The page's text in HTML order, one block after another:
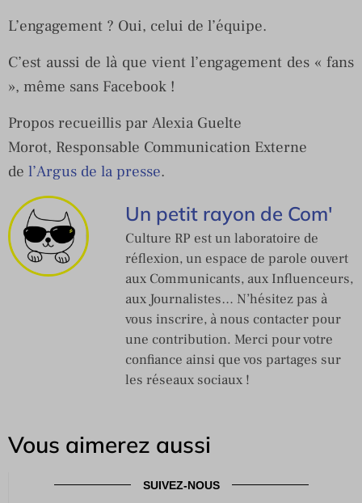
L’engagement ? Oui, celui de l’équipe.
C’est aussi de là que vient l’engagement des « fans
», même sans Facebook !
Propos recueillis par Alexia Guelte
Morot, Responsable Communication Externe
de l’Argus de la presse.
Un petit rayon de Com'
Culture RP est un laboratoire de
réflexion, un espace de parole ouvert
aux Communicants, aux Influenceurs,
aux Journalistes… N’hésitez pas à
vous inscrire, à nous contacter pour
une contribution. Merci pour votre
confiance ainsi que vos partages sur
les réseaux sociaux !
Vous aimerez aussi
SUIVEZ-NOUS